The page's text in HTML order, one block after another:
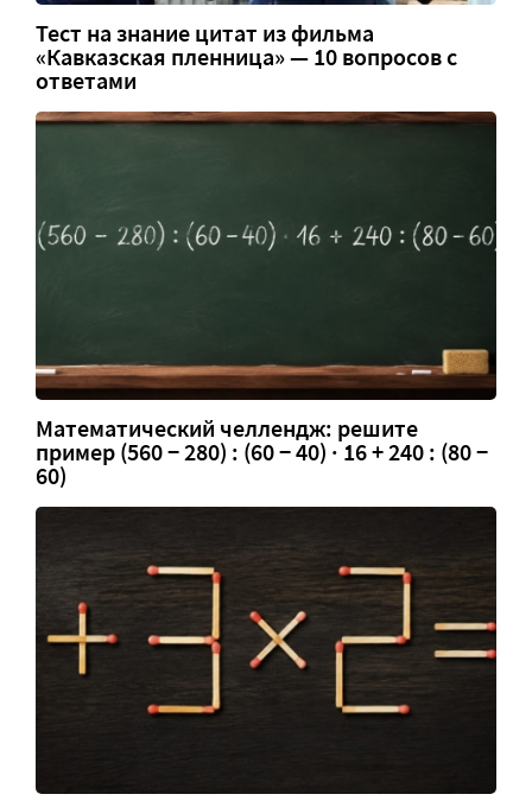
Тест на знание цитат из фильма
«Кавказская пленница» — 10 вопросов с
ответами
Математический челлендж: решите
пример (560 − 280) : (60 − 40) · 16 + 240 : (80 −
60)